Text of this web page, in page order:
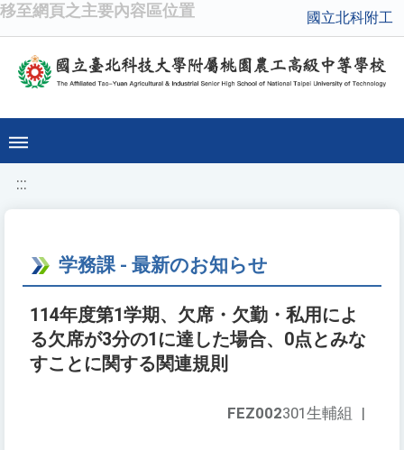
移至網頁之主要內容區位置 國立北科附工
:::
学務課 - 最新のお知らせ
114年度第1学期、欠席・欠勤・私用によ
る欠席が3分の1に達した場合、0点とみな
すことに関する関連規則
FEZ002301生輔組 |